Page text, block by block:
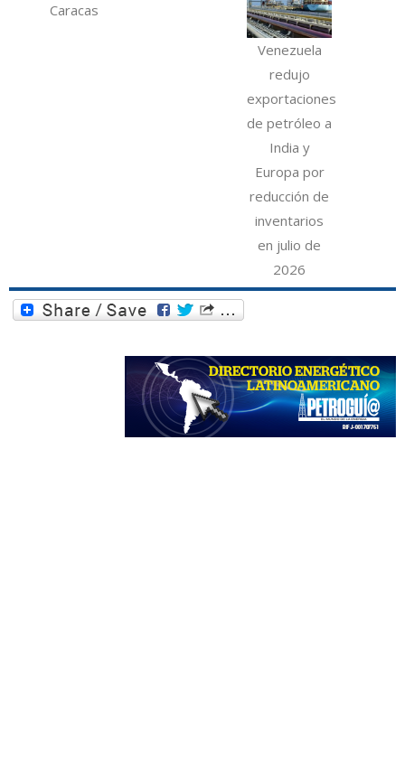
Caracas
Venezuela
redujo
exportaciones
de petróleo a
India y
Europa por
reducción de
inventarios
en julio de
2026